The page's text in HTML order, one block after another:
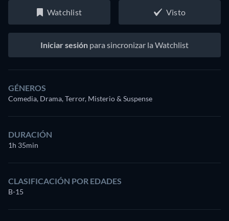
Watchlist Visto
Iniciar sesión para sincronizar la Watchlist
GÉNEROS
Comedia, Drama, Terror, Misterio & Suspense
DURACIÓN
1h 35min
CLASIFICACIÓN POR EDADES
B-15